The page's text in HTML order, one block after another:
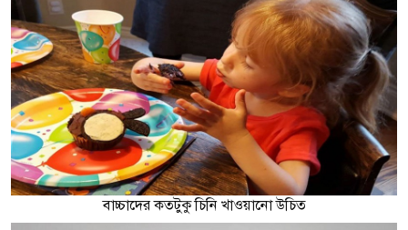
বাচ্চাদের কতটুকু চিনি খাওয়ানো উচিত